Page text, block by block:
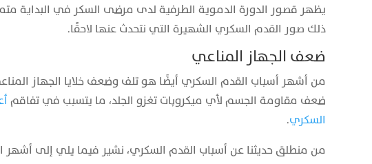
يظهر قصور الدورة الدموية الطرفية لدى مرضى السكر في البداية
ذلك صور القدم السكري الشهيرة التي نتحدث عنها لاحقًا.
ضعف الجهاز المناعي
من أشهر أسباب القدم السكري أيضًا هو تلف وضعف خلايا الجهاز
ضعف مقاومة الجسم لأي ميكروبات تغزو الجلد، ما يتسبب في تفاقم
السكري.
من منطلق حديثنا عن أسباب القدم السكري، نشير فيما يلي إلى أشهر